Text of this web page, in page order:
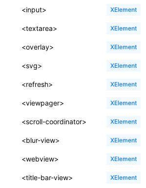
函数: Fragment()
函数: GlobalPropsConsumer()
函数: GlobalPropsProvider()
函数: InitDataConsumer()
函数: InitDataProvider()
函数: isValidElement()
函数: lazy()
函数: memo()
函数: runOnBackground()
函数: runOnMainThread()
exportLocalsConvention
localIdentName
intermediate
filename
assets
bundle
font
media
svg
template
filenameHash
inlineScripts
minify
jsOptions
sourceMap
css
minSize
splitChunks
headers
host
strictPort
decorators
version
define
entry
include
preEntry
transformImport
camelToDashComponentName
customName
libraryDirectory
tsconfigPath
bundlerChain
cssExtract
loaderOptions
ignoreOrder
cssLoader
modules
exportLocalsConvention
localIdentName
namedExport
rspack
swc
oldRuntimePkg
removeComponentAttrRegex
simplifyCtorLikeReactLynx2
enableCSSInvalidation
enableCSSSelector
enableNewGesture
enableRemoveCSSScope
enableSSR
engineVersion
experimental_isLazyBundle
experimental_useElementTemplate
extractStr
<input> XElement
<textarea> XElement
<overlay> XElement
<svg> XElement
<refresh> XElement
<viewpager> XElement
<scroll-coordinator> XElement
<blur-view> XElement
<webview> XElement
<title-bar-view> XElement